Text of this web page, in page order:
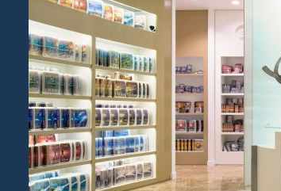
los Scientologists acerca de
a un Scientologist
de una Iglesia
Básicos de Scientology
a Dianética
y Odio: ¿Qué es Grandeza?
Organizaciones Avanzadas
Base en Tierra de Flag
Freewinds
Llevando Scientology al Mundo
David Miscavige - Líder Eclesiástico de
Scientology